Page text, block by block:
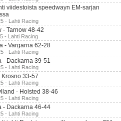
viidestoista speedwayn EM-sarjan
- Lahti Racing
- Tarnow 48-42
- Lahti Racing
- Vargarna 62-28
- Lahti Racing
- Dackarna 39-51
- Lahti Racing
Krosno 33-57
- Lahti Racing
- Holsted 38-46
- Lahti Racing
- Dackarna 46-44
- Lahti Racing